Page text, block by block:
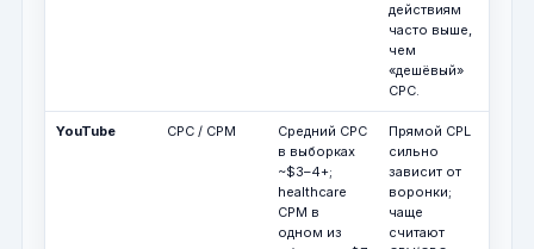
действиям
часто выше,
чем
«дешёвый»
CPC.
YouTube CPC / CPM
Средний CPC
в выборках
~$3–4+;
healthcare
CPM в
одном из
Прямой CPL
сильно
зависит от
воронки;
чаще
считают